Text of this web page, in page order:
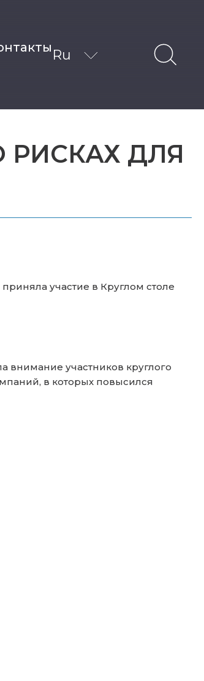
Ru
РИСКАХ ДЛЯ
приняла участие в Круглом столе
внимание участников круглого
в которых повысился